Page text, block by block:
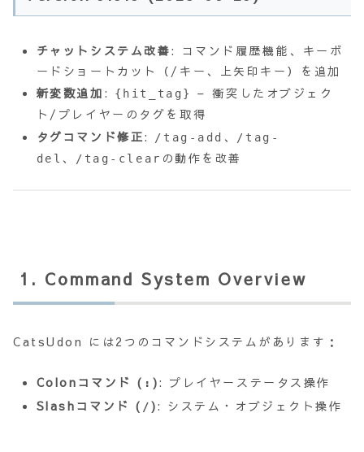
チャットシステム改善: コマンド履歴機能、キーボ
ードショートカット（/キー、上矢印キー）を追加
新変数追加 : {hit_tag}
– 衝突したオブジェク
ト/プレイヤーのタグを取得
タグコマンド修正: /tag-add 、
/tag-
del 、 /tag-clear の動作を改善
1. Command System Overview
CatsUdon には2つのコマンドシステムがあります：
Colonコマンド ( : ): プレイヤーステータス操作
Slashコマンド ( /): システム・オブジェクト操作